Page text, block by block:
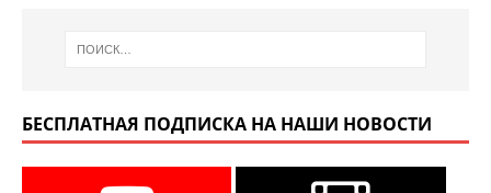
БЕСПЛАТНАЯ ПОДПИСКА НА НАШИ НОВОСТИ